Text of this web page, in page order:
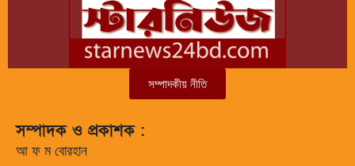
সম্পাদকীয় নীতি
সম্পাদক ও প্রকাশক :
আ ফ ম বোরহান